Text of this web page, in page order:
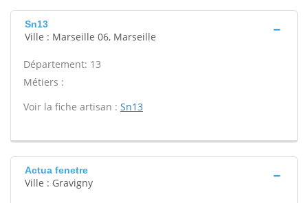
Sn13
Ville : Marseille 06, Marseille
Département: 13
Métiers :
Voir la fiche artisan : Sn13
Actua fenetre
Ville : Gravigny